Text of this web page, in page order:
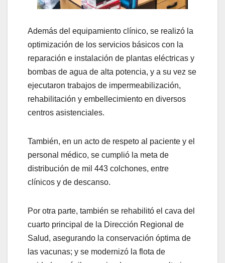
Además del equipamiento clínico, se realizó la
optimización de los servicios básicos con la
reparación e instalación de plantas eléctricas y
bombas de agua de alta potencia, y a su vez se
ejecutaron trabajos de impermeabilización,
rehabilitación y embellecimiento en diversos
centros asistenciales.
También, en un acto de respeto al paciente y el
personal médico, se cumplió la meta de
distribución de mil 443 colchones, entre
clínicos y de descanso.
Por otra parte, también se rehabilitó el cava del
cuarto principal de la Dirección Regional de
Salud, asegurando la conservación óptima de
las vacunas; y se modernizó la flota de